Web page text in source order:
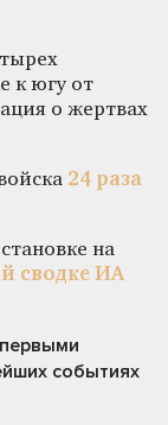
к югу от
о жертвах
24 раза
на
сводке ИА
событиях